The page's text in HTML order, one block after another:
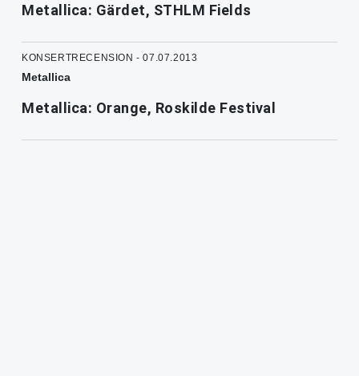
Metallica: Gärdet, STHLM Fields
KONSERTRECENSION - 07.07.2013
Metallica
Metallica: Orange, Roskilde Festival